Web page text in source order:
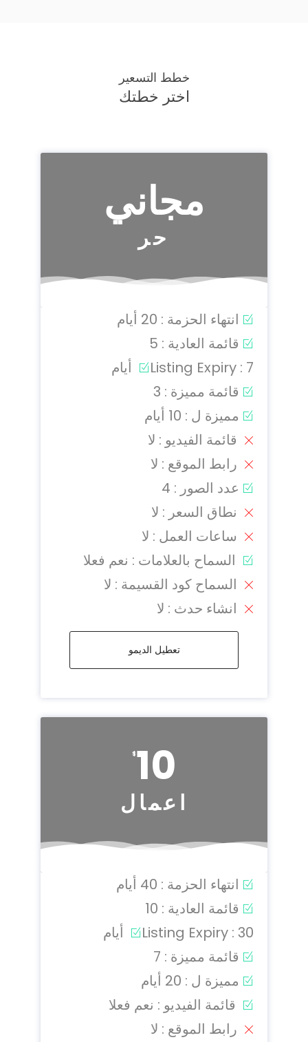
خطط التسعير
اختر خطتك
مجاني
حر
انتهاء الحزمة : 20 أيام
قائمة العادية : 5
Listing Expiry : 7 أيام
قائمة مميزة : 3
مميزة ل : 10 أيام
قائمة الفيديو : لا
رابط الموقع : لا
عدد الصور : 4
نطاق السعر : لا
ساعات العمل : لا
السماح بالعلامات : نعم فعلا
السماح كود القسيمة : لا
انشاء حدث : لا
تعطيل الديمو
$10
اعمال
انتهاء الحزمة : 40 أيام
قائمة العادية : 10
Listing Expiry : 30 أيام
قائمة مميزة : 7
مميزة ل : 20 أيام
قائمة الفيديو : نعم فعلا
رابط الموقع : لا